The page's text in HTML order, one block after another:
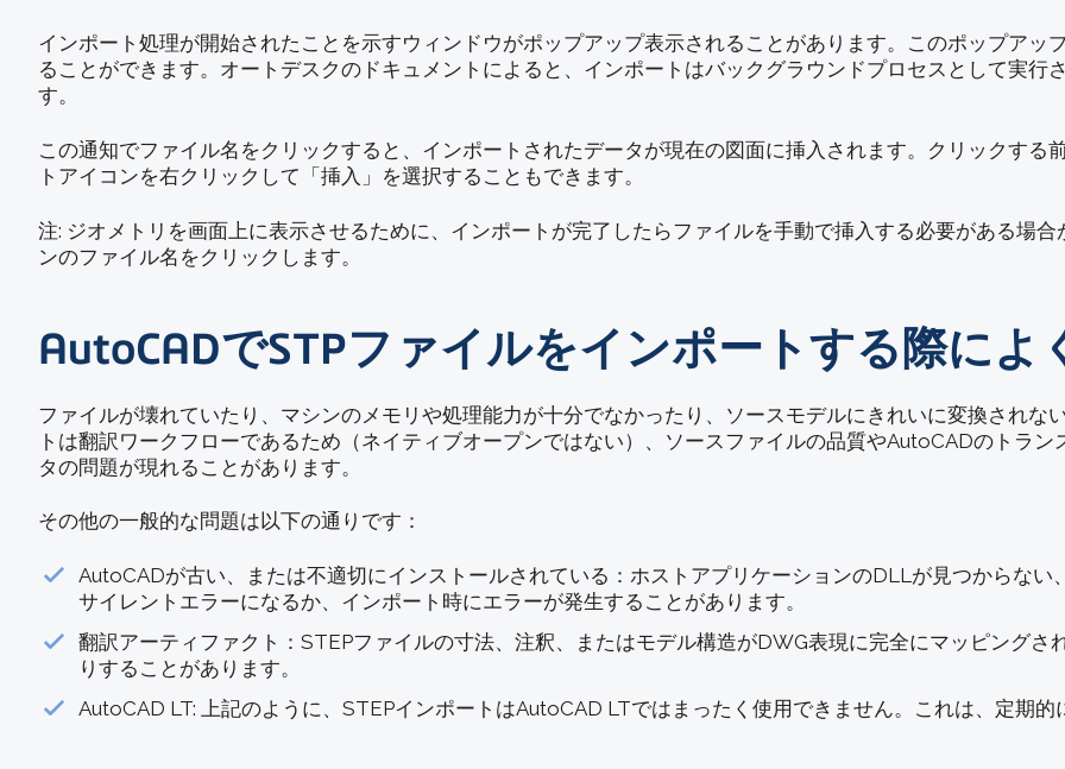
インポート処理が開始されたことを示すウィンドウがポップアップ表示されることがあります。このポップアッ
ることができます。オートデスクのドキュメントによると、インポートはバックグラウンドプロセスとして実行
す。
この通知でファイル名をクリックすると、インポートされたデータが現在の図面に挿入されます。クリックす
トアイコンを右クリックして「挿入」を選択することもできます。
注: ジオメトリを画面上に表示させるために、インポートが完了したらファイルを手動で挿入する必要がある場
ンのファイル名をクリックします。
AutoCADでSTPファイルをインポートする際によ
ファイルが壊れていたり、マシンのメモリや処理能力が十分でなかったり、ソースモデルにきれいに変換されな
トは翻訳ワークフローであるため（ネイティブオープンではない）、ソースファイルの品質やAutoCADのトラ
タの問題が現れることがあります。
その他の一般的な問題は以下の通りです：
AutoCADが古い、または不適切にインストールされている：ホストアプリケーションのDLLが見つからな
サイレントエラーになるか、インポート時にエラーが発生することがあります。
翻訳アーティファクト：STEPファイルの寸法、注釈、またはモデル構造がDWG表現に完全にマッピング
りすることがあります。
AutoCAD LT: 上記のように、STEPインポートはAutoCAD LTではまったく使用できません。これは、定期的